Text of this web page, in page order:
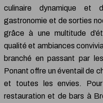
culinaire dynamique et
gastronomie et de sorties
grâce à une multitude
qualité et ambiances
branché en passant par
Ponant offre un éventail de
et toutes les envies.
restauration et de bars à